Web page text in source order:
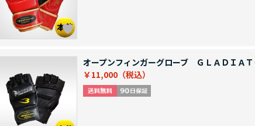
オープンフィンガーグローブ ＧＬＡＤＩＡＴ
￥11,000